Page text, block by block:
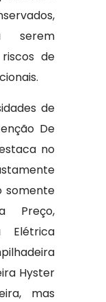
serem
de
de
De
no
somente
Preço,
Elétrica
Hyster
mas